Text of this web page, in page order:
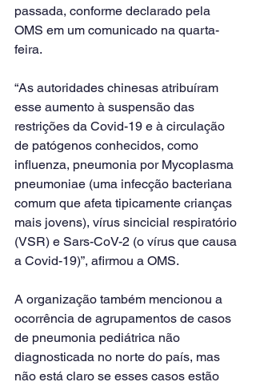
passada, conforme declarado pela
OMS em um comunicado na quarta-
feira.
“As autoridades chinesas atribuíram
esse aumento à suspensão das
restrições da Covid-19 e à circulação
de patógenos conhecidos, como
influenza, pneumonia por Mycoplasma
pneumoniae (uma infecção bacteriana
comum que afeta tipicamente crianças
mais jovens), vírus sincicial respiratório
(VSR) e Sars-CoV-2 (o vírus que causa
a Covid-19)”, afirmou a OMS.
A organização também mencionou a
ocorrência de agrupamentos de casos
de pneumonia pediátrica não
diagnosticada no norte do país, mas
não está claro se esses casos estão